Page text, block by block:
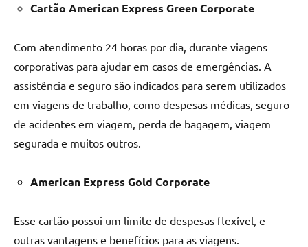
Cartão American Express Green Corporate
Com atendimento 24 horas por dia, durante viagens
corporativas para ajudar em casos de emergências. A
assistência e seguro são indicados para serem utilizados
em viagens de trabalho, como despesas médicas, seguro
de acidentes em viagem, perda de bagagem, viagem
segurada e muitos outros.
American Express Gold Corporate
Esse cartão possui um limite de despesas flexível, e
outras vantagens e benefícios para as viagens.